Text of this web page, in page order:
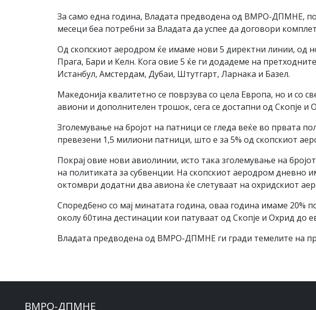
За само една година, Владата предводена од ВМРО-ДПМНЕ,
месеци беа потребни за Владата да успее да договори
Од скопскиот аеродром ќе имаме нови 5 директни линии, од
Прага, Бари и Келн. Кога овие 5 ќе ги додадеме на
Истанбул, Амстердам, Дубаи, Штутгарт, Ларнака и Базел.
Македонија квалитетно се поврзува со цела Европа, но и со
авиони и дополнителен трошок, сега се достапни од Скопје и
Зголемување на бројот на патници се гледа веќе во првата
превезени 1,5 милиони патници, што е за 5% од скопскиот
Покрај овие нови авиолинии, исто така зголемување на
на политиката за субвенции. На скопскиот аеродром дневно
октомври додатни два авиона ќе слетуваат на охридскиот
Споредбено со мај минатата година, оваа година имаме 20%
околу 60тина дестинации кои патуваат од Скопје и Охрид до
Владата предводена од ВМРО-ДПМНЕ ги гради темелите на
ВМРО-ДПМНЕ